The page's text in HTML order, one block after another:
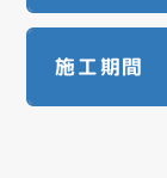
施工期間